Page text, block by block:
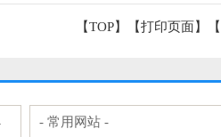
【TOP】 【打印页面 】【
- 常用网站 -